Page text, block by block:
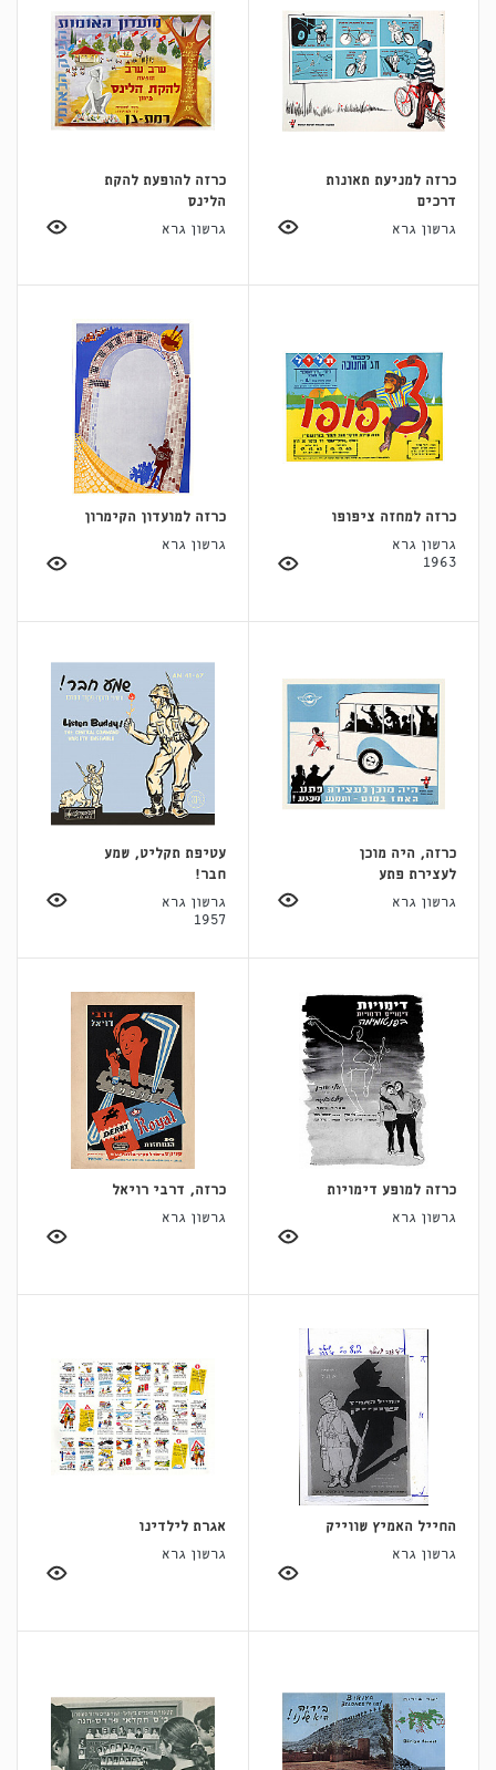
כרזה למניעת תאונות
דרכים
גרשון גרא
כרזה להופעת להקת
הלינס
גרשון גרא
כרזה למחזה ציפופו
גרשון גרא
1963
כרזה למועדון הקימרון
גרשון גרא
כרזה, היה מוכן
לעצירת פתע
גרשון גרא
עטיפת תקליט, שמע
חבר!
גרשון גרא
1957
כרזה למופע דימויות
גרשון גרא
כרזה, דרבי רויאל
גרשון גרא
החייל האמיץ שווייק
גרשון גרא
אגרת לילדינו
גרשון גרא